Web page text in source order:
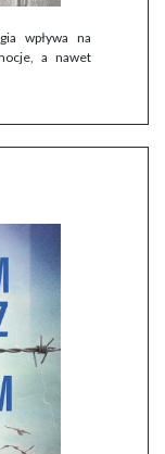
wpływa na
a nawet